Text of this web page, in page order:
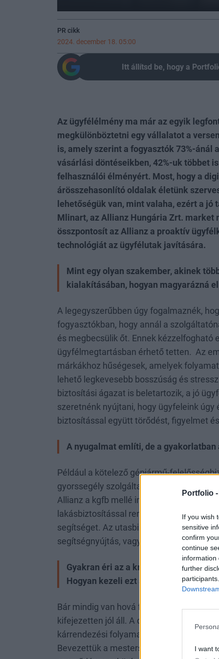
Portfolio -
If you wish
sensitive
confirm
continue
information
further
I want
PR cikk
2024. december 18. 05:00
Itt állítsd be, hogy a
Az ügyfélélmény ma már az egyik
megkülönböztetni egy vállalatot a
is, amely szerint a fogyasztók 73%-
vásárlási döntéseikben, 42%-uk többet
felhasználói élményért. Most, hogy a
árösszehasonlító oldalak életünk
lehetőségük van, mint valaha, ezért a
Mlinart, az Allianz Hungária Zrt. market
összpontosít az Allianz a proaktív
technológiát az ügyfélutak javítására.
Mint egy olyan szakember, akinek
kialakításában, hogyan magyarázná
A legegyszerűbben úgy fogalmaznék,
fogyasztókban, hogy annál a
és megbecsülik őt. Ennek kézzelfogható
ügyfélmegtartásban érhető tetten. Az
márkákhoz hűségesek, amelyek
lehető legkevesebb bosszúság és
biztosítási ágazat is beletartozik, a jó
szeretnénk nyújtani, hogy ügyfeleink úgy
biztosítással együtt törődést, figyelmet
A nyugalmat említi, de a
Például a kötelező gépjármű-
gyorssegély szolgáltatást, jogi
Allianz a kgfb mellé ingyenesen adja
lakásbiztosítással rendelkező
segítséget. Az utasbiztosításunk pedig
segítségnyújtás, vagy a nap 24
Gyakran éri az a kritika a biztosítási
Hogyan kezeli ezt az Allianz Hungária?
Bár mindig van hová fejlődni, de
kifejezetten jól áll. A digitális
kárrendezési folyamatunk egyszerűbb
Bevezettük a mesterséges